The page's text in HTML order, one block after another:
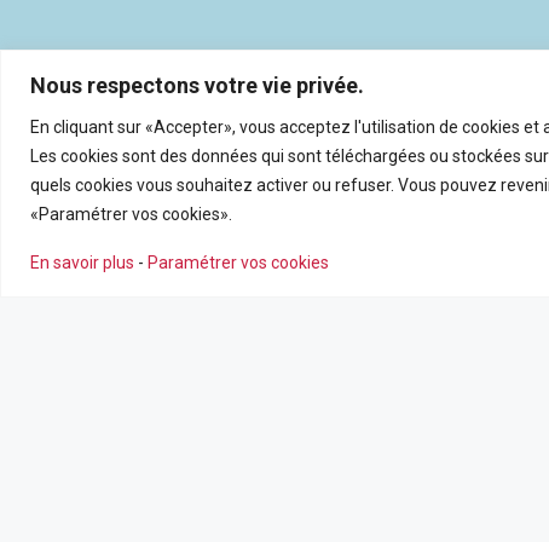
Nous respectons votre vie privée.
En cliquant sur «Accepter», vous acceptez l'utilisation de cookies
Les cookies sont des données qui sont téléchargées ou stockées
quels cookies vous souhaitez activer ou refuser. Vous pouvez
«Paramétrer vos cookies».
En savoir plus - Paramétrer vos cookies